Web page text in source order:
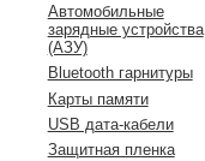
Автомобильные
зарядные устройства
(АЗУ)
Bluetooth гарнитуры
Карты памяти
USB дата-кабели
Защитная пленка